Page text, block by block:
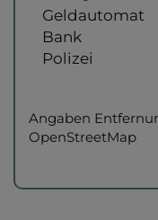
Geldautomat
Bank
Polizei
Angaben
OpenStreetMap